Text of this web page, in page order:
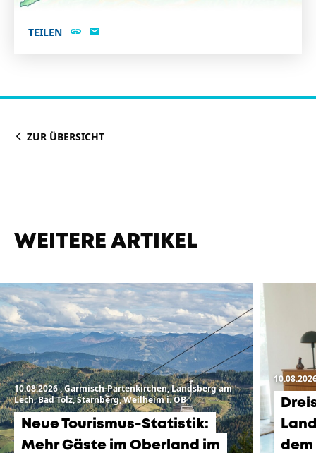
TEILEN
ZUR ÜBERSICHT
WEITERE ARTIKEL
10.08.2026, Garmisch-Partenkirchen, Landsberg am
Lech, Bad Tölz, Starnberg, Weilheim i. OB
Neue Tourismus-Statistik:
Mehr Gäste im Oberland im
dem